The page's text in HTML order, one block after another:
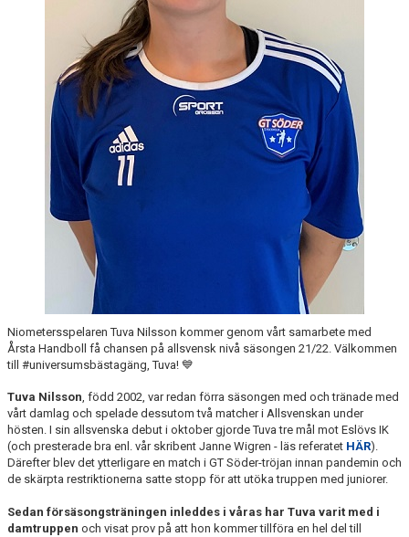
Niometersspelaren Tuva Nilsson kommer genom vårt samarbete med
Årsta Handboll få chansen på allsvensk nivå säsongen 21/22. Välkommen
till #universumsbästagäng, Tuva! 💙
Tuva Nilsson, född 2002, var redan förra säsongen med och tränade med
vårt damlag och spelade dessutom två matcher i Allsvenskan under
hösten. I sin allsvenska debut i oktober gjorde Tuva tre mål mot Eslövs IK
(och presterade bra enl. vår skribent Janne Wigren - läs referatet HÄR).
Därefter blev det ytterligare en match i GT Söder-tröjan innan pandemin och
de skärpta restriktionerna satte stopp för att utöka truppen med juniorer.
Sedan försäsongsträningen inleddes i våras har Tuva varit med i
damtruppen och visat prov på att hon kommer tillföra en hel del till